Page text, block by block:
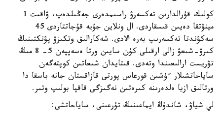
كولىك قۇرالدارىن تەكسەرۋ راسىمدەرى جەڭىلدەپ، ۋاقىت 1
مينۋتقا دەيىن قىسقاردى. ال ونلاين جۇيە قۇجاتتاردى 45
سەكۋندتا تەكسەرىپ بەرە الادى. شەكارالىق وتكىزۋ پۋنكتىنىڭ
كىرۋ-شىعۋ زالى ارقىلى كۇن سايىن ورتا ەسەپپەن 5- 8 مىڭ
تۋريست ارالىعىندا وتەدى. قىتايدان شىعاتىن كوپتەگەن
ساياحاتشىلار ءۇشىن قورعاس پورتى قازاقستان جانە باسقا دا
ورتالىق ازيا ەلدەرىنە كىرەتىن نەگىزگى قاقپا بولىپ وتىر.
لي شياۋ، شاندۇڭ ايماعىنىڭ تۇرعىنى، ساياحاتشى: